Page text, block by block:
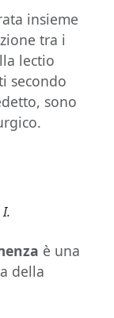
insieme
tra i
lectio
secondo
sono
è una
della